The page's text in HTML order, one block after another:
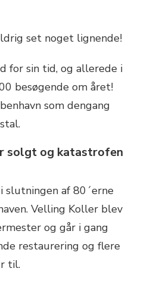
set noget lignende!
for sin tid, og allerede i
besøgende om året!
som dengang
solgt og katastrofen
af 80´erne
Velling Koller blev
og går i gang
restaurering og flere
til.